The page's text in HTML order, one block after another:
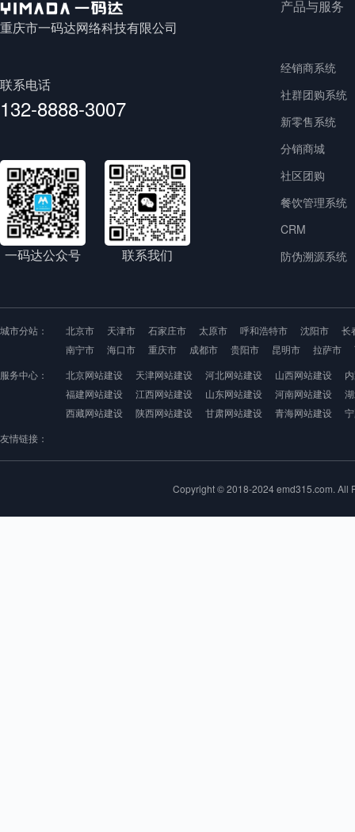
重庆市一码达网络科技有限公司
联系电话
132-8888-3007
一码达公众号 联系我们
产品与服务
经销商系统
社群团购系统
新零售系统
分销商城
社区团购
餐饮管理系统
CRM
防伪溯源系统
城市分站： 北京市 天津市 石家庄市 太原市 呼和浩特市 沈阳市
长
南宁市
海口市 重庆市 成都市 贵阳市 昆明市 拉萨市
服务中心：
北京网站建设 天津网站建设 河北网站建设 山西网站建设
福建网站建设
江西网站建设 山东网站建设 河南网站建设
西藏网站建设
陕西网站建设 甘肃网站建设 青海网站建设
友情链接：
Copyright © 2018-2024 emd315.com. All